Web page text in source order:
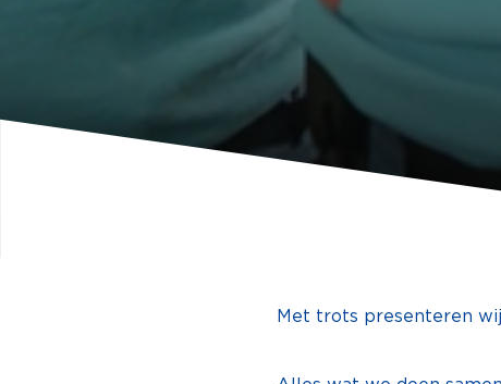
Met trots presenteren